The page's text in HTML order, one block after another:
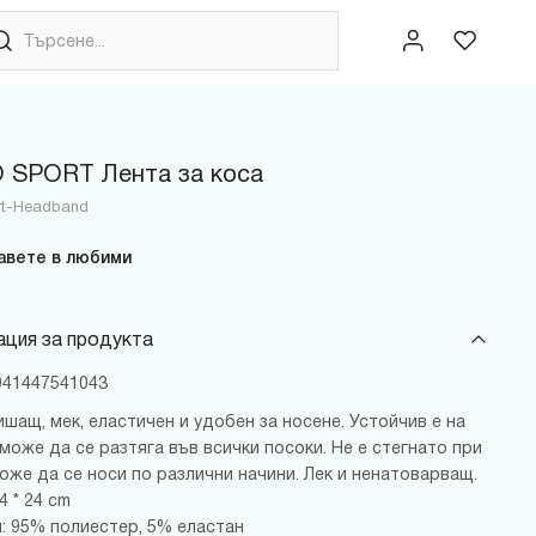
SPORT Лента за коса
Headband
в любими
за продукта
мек, еластичен и удобен за носене. Устойчив е на
да се разтяга във всички посоки. Не е стегнато при
да се носи по различни начини. Лек и ненатоварващ.
* 24 cm
95% полиестер, 5% еластан